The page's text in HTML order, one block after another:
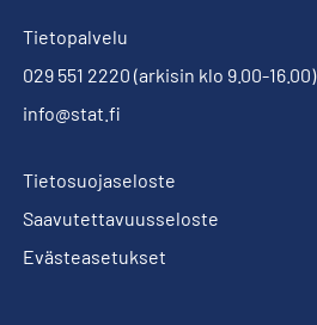
Tietopalvelu
029 551 2220 (arkisin klo 9.00-16.00)
info@stat.fi
Tietosuojaseloste
Saavutettavuusseloste
Evästeasetukset